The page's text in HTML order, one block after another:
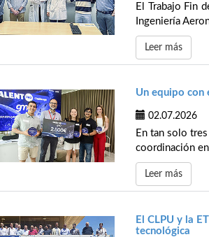
El Trabajo Fin
Ingeniería
Leer más
Un equipo con
02.07.2026
En tan solo
coordinación
Leer más
El CLPU y la
tecnológica